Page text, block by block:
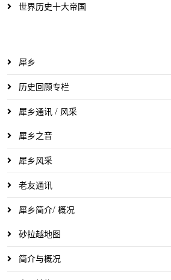
世界历史十大帝国
犀乡
历史回顾专栏
犀乡通讯 / 风采
犀乡之音
犀乡风采
老友通讯
犀乡简介/ 概况
砂拉越地图
简介与概况